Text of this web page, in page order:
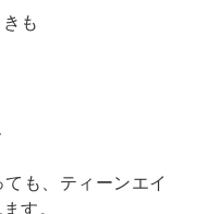
も
も、ティーンエイ
す。